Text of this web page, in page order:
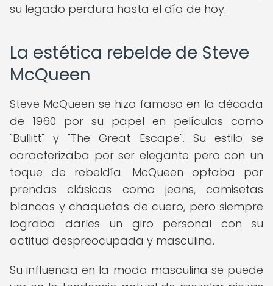
su legado perdura hasta el día de hoy.
La estética rebelde de Steve
McQueen
Steve McQueen se hizo famoso en la década
de 1960 por su papel en películas como
"Bullitt" y "The Great Escape". Su estilo se
caracterizaba por ser elegante pero con un
toque de rebeldía. McQueen optaba por
prendas clásicas como jeans, camisetas
blancas y chaquetas de cuero, pero siempre
lograba darles un giro personal con su
actitud despreocupada y masculina.
Su influencia en la moda masculina se puede